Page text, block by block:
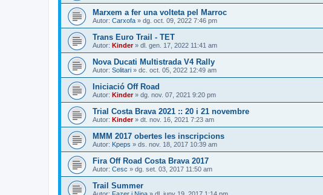
Marxem a fer una volteta pel Marroc
Autor: Carxofa » dg. oct. 09, 2022 7:46 pm
Trans Euro Trail - TET
Autor: Kinder» dl. gen. 17, 2022 11:41 am
Nova Ducati Multistrada V4 Rally
Autor: Solitari » dc. oct. 05, 2022 12:49 am
Iniciació Off Road
Autor: Kinder» dg. nov. 07, 2021 9:20 pm
Trial Costa Brava 2021 :: 20 i 21 novembre
Autor: Kinder» dt. nov. 16, 2021 7:23 am
MMM 2017 obertes les inscripcions
Autor: Kpeps » ds. nov. 18, 2017 10:39 am
Fira Off Road Costa Brava 2017
Autor: Cesc » dg. set. 03, 2017 11:50 am
Trail Summer